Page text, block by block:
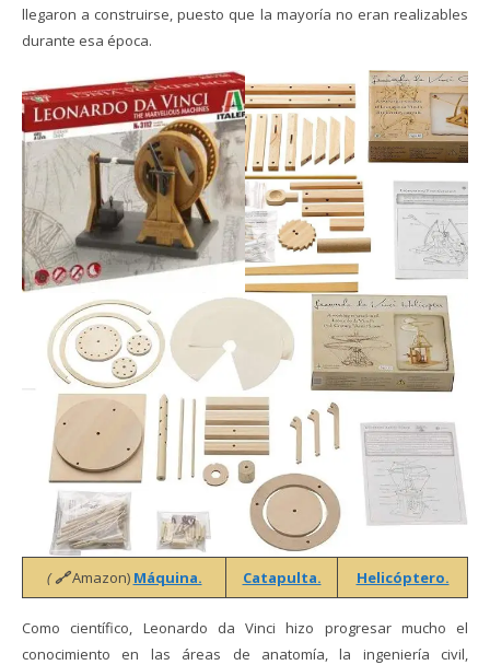
llegaron a construirse,​ puesto que la mayoría no eran realizables
durante esa época.
(🔗Amazon) Máquina. Catapulta. Helicóptero.
Como científico, Leonardo da Vinci hizo progresar mucho el
conocimiento en las áreas de anatomía, la ingeniería civil,